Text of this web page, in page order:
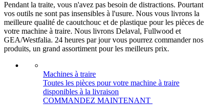
Pendant la traite, vous n'avez pas besoin de distractions. Pourtant
vos outils ne sont pas insensibles à l'usure. Nous vous livrons la
meilleure qualité de caoutchouc et de plastique pour les pièces de
votre machine à traire. Nous livrons Delaval, Fullwood et
GEA/Westfalia. 24 heures par jour vous pourrez commander nos
produits, un grand assortiment pour les meilleurs prix.
Machines à traire
Toutes les pièces pour votre machine à traire
disponibles à la livraison
COMMANDEZ MAINTENANT